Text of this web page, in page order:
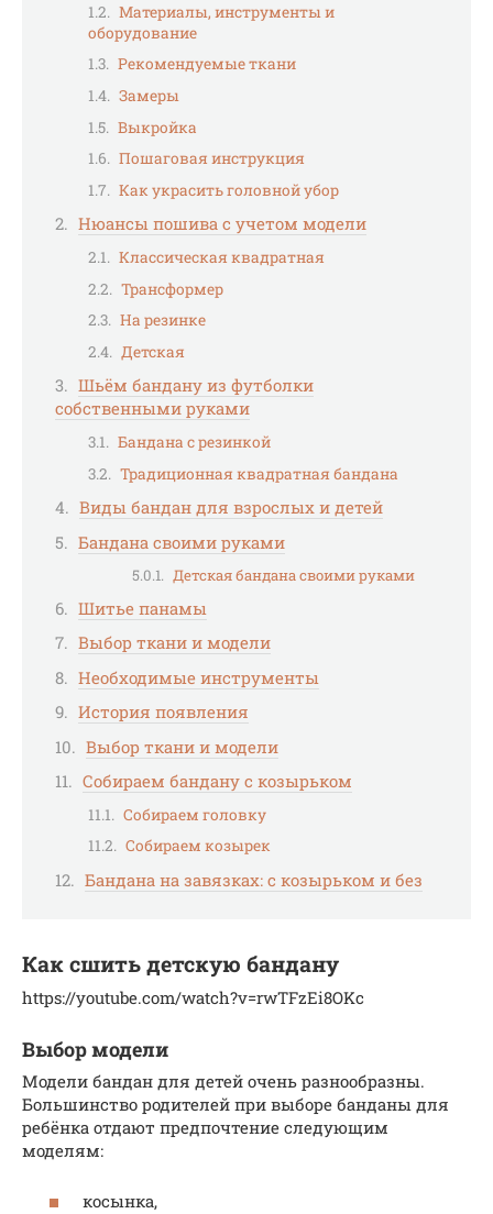
Материалы, инструменты и
оборудование
Рекомендуемые ткани
Замеры
Выкройка
Пошаговая инструкция
Как украсить головной убор
Нюансы пошива с учетом модели
Классическая квадратная
Трансформер
На резинке
Детская
Шьём бандану из футболки
собственными руками
Бандана с резинкой
Традиционная квадратная бандана
Виды бандан для взрослых и детей
Бандана своими руками
Детская бандана своими руками
Шитье панамы
Выбор ткани и модели
Необходимые инструменты
История появления
Выбор ткани и модели
Собираем бандану с козырьком
Собираем головку
Собираем козырек
Бандана на завязках: с козырьком и без
Как сшить детскую бандану
https://youtube.com/watch?v=rwTFzEi8OKc
Выбор модели
Модели бандан для детей очень разнообразны.
Большинство родителей при выборе банданы для
ребёнка отдают предпочтение следующим
моделям:
косынка,